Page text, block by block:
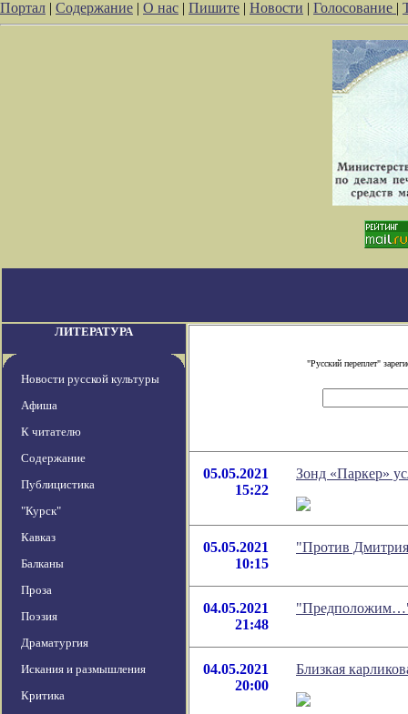
Портал | Содержание | О нас | Пишите | Новости | Голосование |
ЛИТЕРАТУРА
Новости русской культуры
Афиша
К читателю
Содержание
Публицистика
"Курск"
Кавказ
Балканы
Проза
Поэзия
Драматургия
Искания и размышления
Критика
"Русский переплет"
05.05.2021
15:22
Зонд «Паркер»
05.05.2021
10:15
"Против
04.05.2021
21:48
"Предположим…"
04.05.2021
20:00
Близкая